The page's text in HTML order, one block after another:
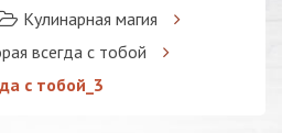
Кулинарная магия
всегда с тобой
с тобой_3